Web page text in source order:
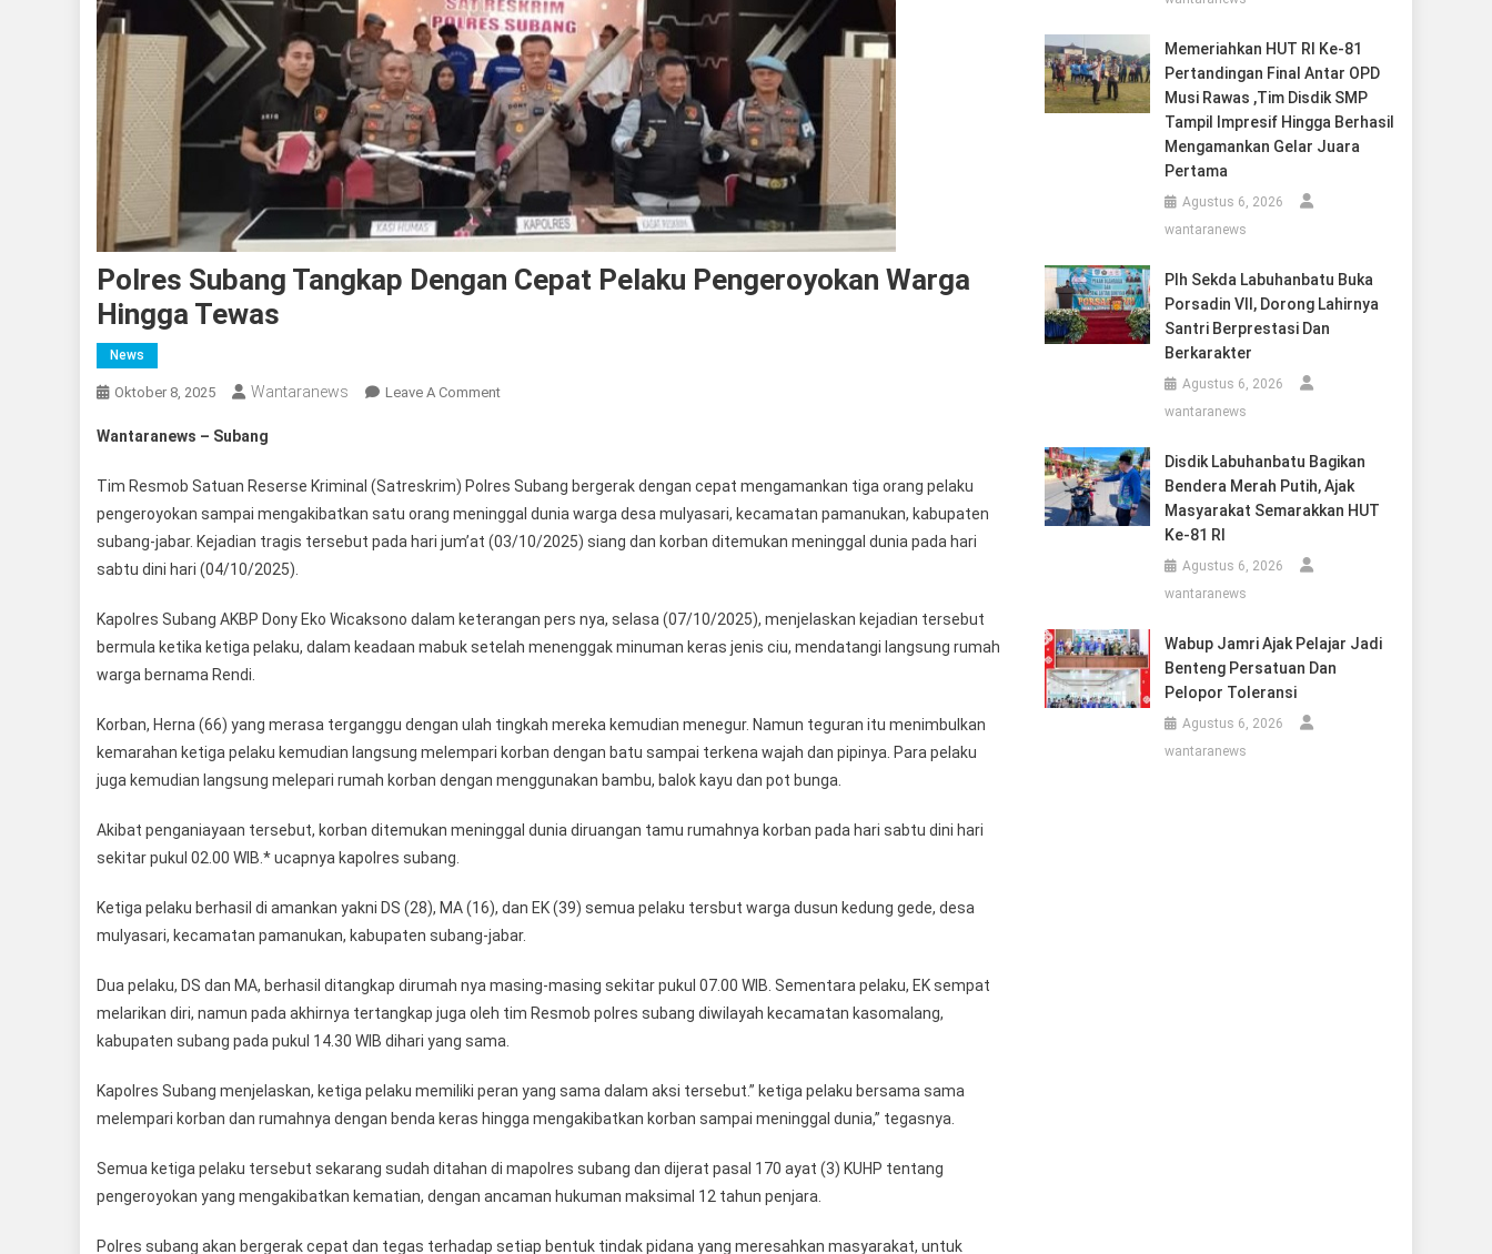
Polres Subang Tangkap Dengan Cepat Pelaku Pengeroyokan Warga
Hingga Tewas
News
Oktober 8, 2025 Wantaranews Leave A CommentOn
Dengan
Cepat
Pelaku
Hingga
Tewas
Wantaranews – Subang
Tim Resmob Satuan Reserse Kriminal (Satreskrim) Polres Subang bergerak dengan cepat mengamankan tiga orang pelaku
pengeroyokan sampai mengakibatkan satu orang meninggal dunia warga desa mulyasari, kecamatan pamanukan, kabupaten
subang-jabar. Kejadian tragis tersebut pada hari jum’at (03/10/2025) siang dan korban ditemukan meninggal dunia pada hari
sabtu dini hari (04/10/2025).
Kapolres Subang AKBP Dony Eko Wicaksono dalam keterangan pers nya, selasa (07/10/2025), menjelaskan kejadian tersebut
bermula ketika ketiga pelaku, dalam keadaan mabuk setelah menenggak minuman keras jenis ciu, mendatangi langsung rumah
warga bernama Rendi.
Korban, Herna (66) yang merasa terganggu dengan ulah tingkah mereka kemudian menegur. Namun teguran itu menimbulkan
kemarahan ketiga pelaku kemudian langsung melempari korban dengan batu sampai terkena wajah dan pipinya. Para pelaku
juga kemudian langsung melepari rumah korban dengan menggunakan bambu, balok kayu dan pot bunga.
Akibat penganiayaan tersebut, korban ditemukan meninggal dunia diruangan tamu rumahnya korban pada hari sabtu dini hari
sekitar pukul 02.00 WIB.* ucapnya kapolres subang.
Ketiga pelaku berhasil di amankan yakni DS (28), MA (16), dan EK (39) semua pelaku tersbut warga dusun kedung gede, desa
mulyasari, kecamatan pamanukan, kabupaten subang-jabar.
Dua pelaku, DS dan MA, berhasil ditangkap dirumah nya masing-masing sekitar pukul 07.00 WIB. Sementara pelaku, EK sempat
melarikan diri, namun pada akhirnya tertangkap juga oleh tim Resmob polres subang diwilayah kecamatan kasomalang,
kabupaten subang pada pukul 14.30 WIB dihari yang sama.
Kapolres Subang menjelaskan, ketiga pelaku memiliki peran yang sama dalam aksi tersebut.” ketiga pelaku bersama sama
melempari korban dan rumahnya dengan benda keras hingga mengakibatkan korban sampai meninggal dunia,” tegasnya.
Semua ketiga pelaku tersebut sekarang sudah ditahan di mapolres subang dan dijerat pasal 170 ayat (3) KUHP tentang
pengeroyokan yang mengakibatkan kematian, dengan ancaman hukuman maksimal 12 tahun penjara.
Polres subang akan bergerak cepat dan tegas terhadap setiap bentuk tindak pidana yang meresahkan masyarakat, untuk
Memeriahkan HUT RI Ke-81
Pertandingan Final Antar OPD
Musi Rawas ,Tim Disdik SMP
Tampil Impresif Hingga Berhasil
Mengamankan Gelar Juara
Pertama
Agustus 6, 2026
wantaranews
Plh Sekda Labuhanbatu Buka
Porsadin VII, Dorong Lahirnya
Santri Berprestasi Dan
Berkarakter
Agustus 6, 2026
wantaranews
Disdik Labuhanbatu Bagikan
Bendera Merah Putih, Ajak
Masyarakat Semarakkan HUT
Ke-81 RI
Agustus 6, 2026
wantaranews
Wabup Jamri Ajak Pelajar Jadi
Benteng Persatuan Dan
Pelopor Toleransi
Agustus 6, 2026
wantaranews